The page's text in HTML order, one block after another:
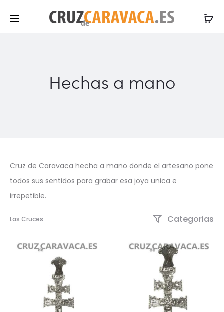
Hechas a mano
Cruz de Caravaca hecha a mano donde el artesano pone
todos sus sentidos para grabar esa joya unica e
irrepetible.
Las Cruces Categorias